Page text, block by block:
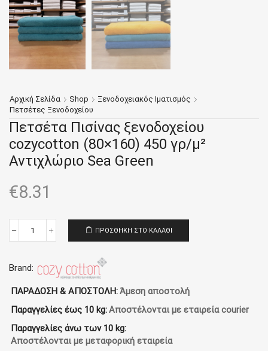
Αρχική Σελίδα Shop
Ξενοδοχειακός Ιματισμός
Πετσέτες Ξενοδοχείου
Πετσέτα Πισίνας ξενοδοχείου
cozycotton (80×160) 450 γρ/μ²
Αντιχλώριο Sea Green
€8.31
Πετσέτα
cozycotton
(80x160)
450
μ²
Sea
Green
ΠΡΟΣΘΉΚΗ ΣΤΟ ΚΑΛΆΘΙ
Brand:
ΠΑΡΑΔΟΣΗ & ΑΠΟΣΤΟΛΗ:Άμεση αποστολή
Παραγγελίες έως 10 kg:Αποστέλονται με εταιρεία courier
Παραγγελίες άνω των 10 kg:
Αποστέλονται με μεταφορική εταιρεία